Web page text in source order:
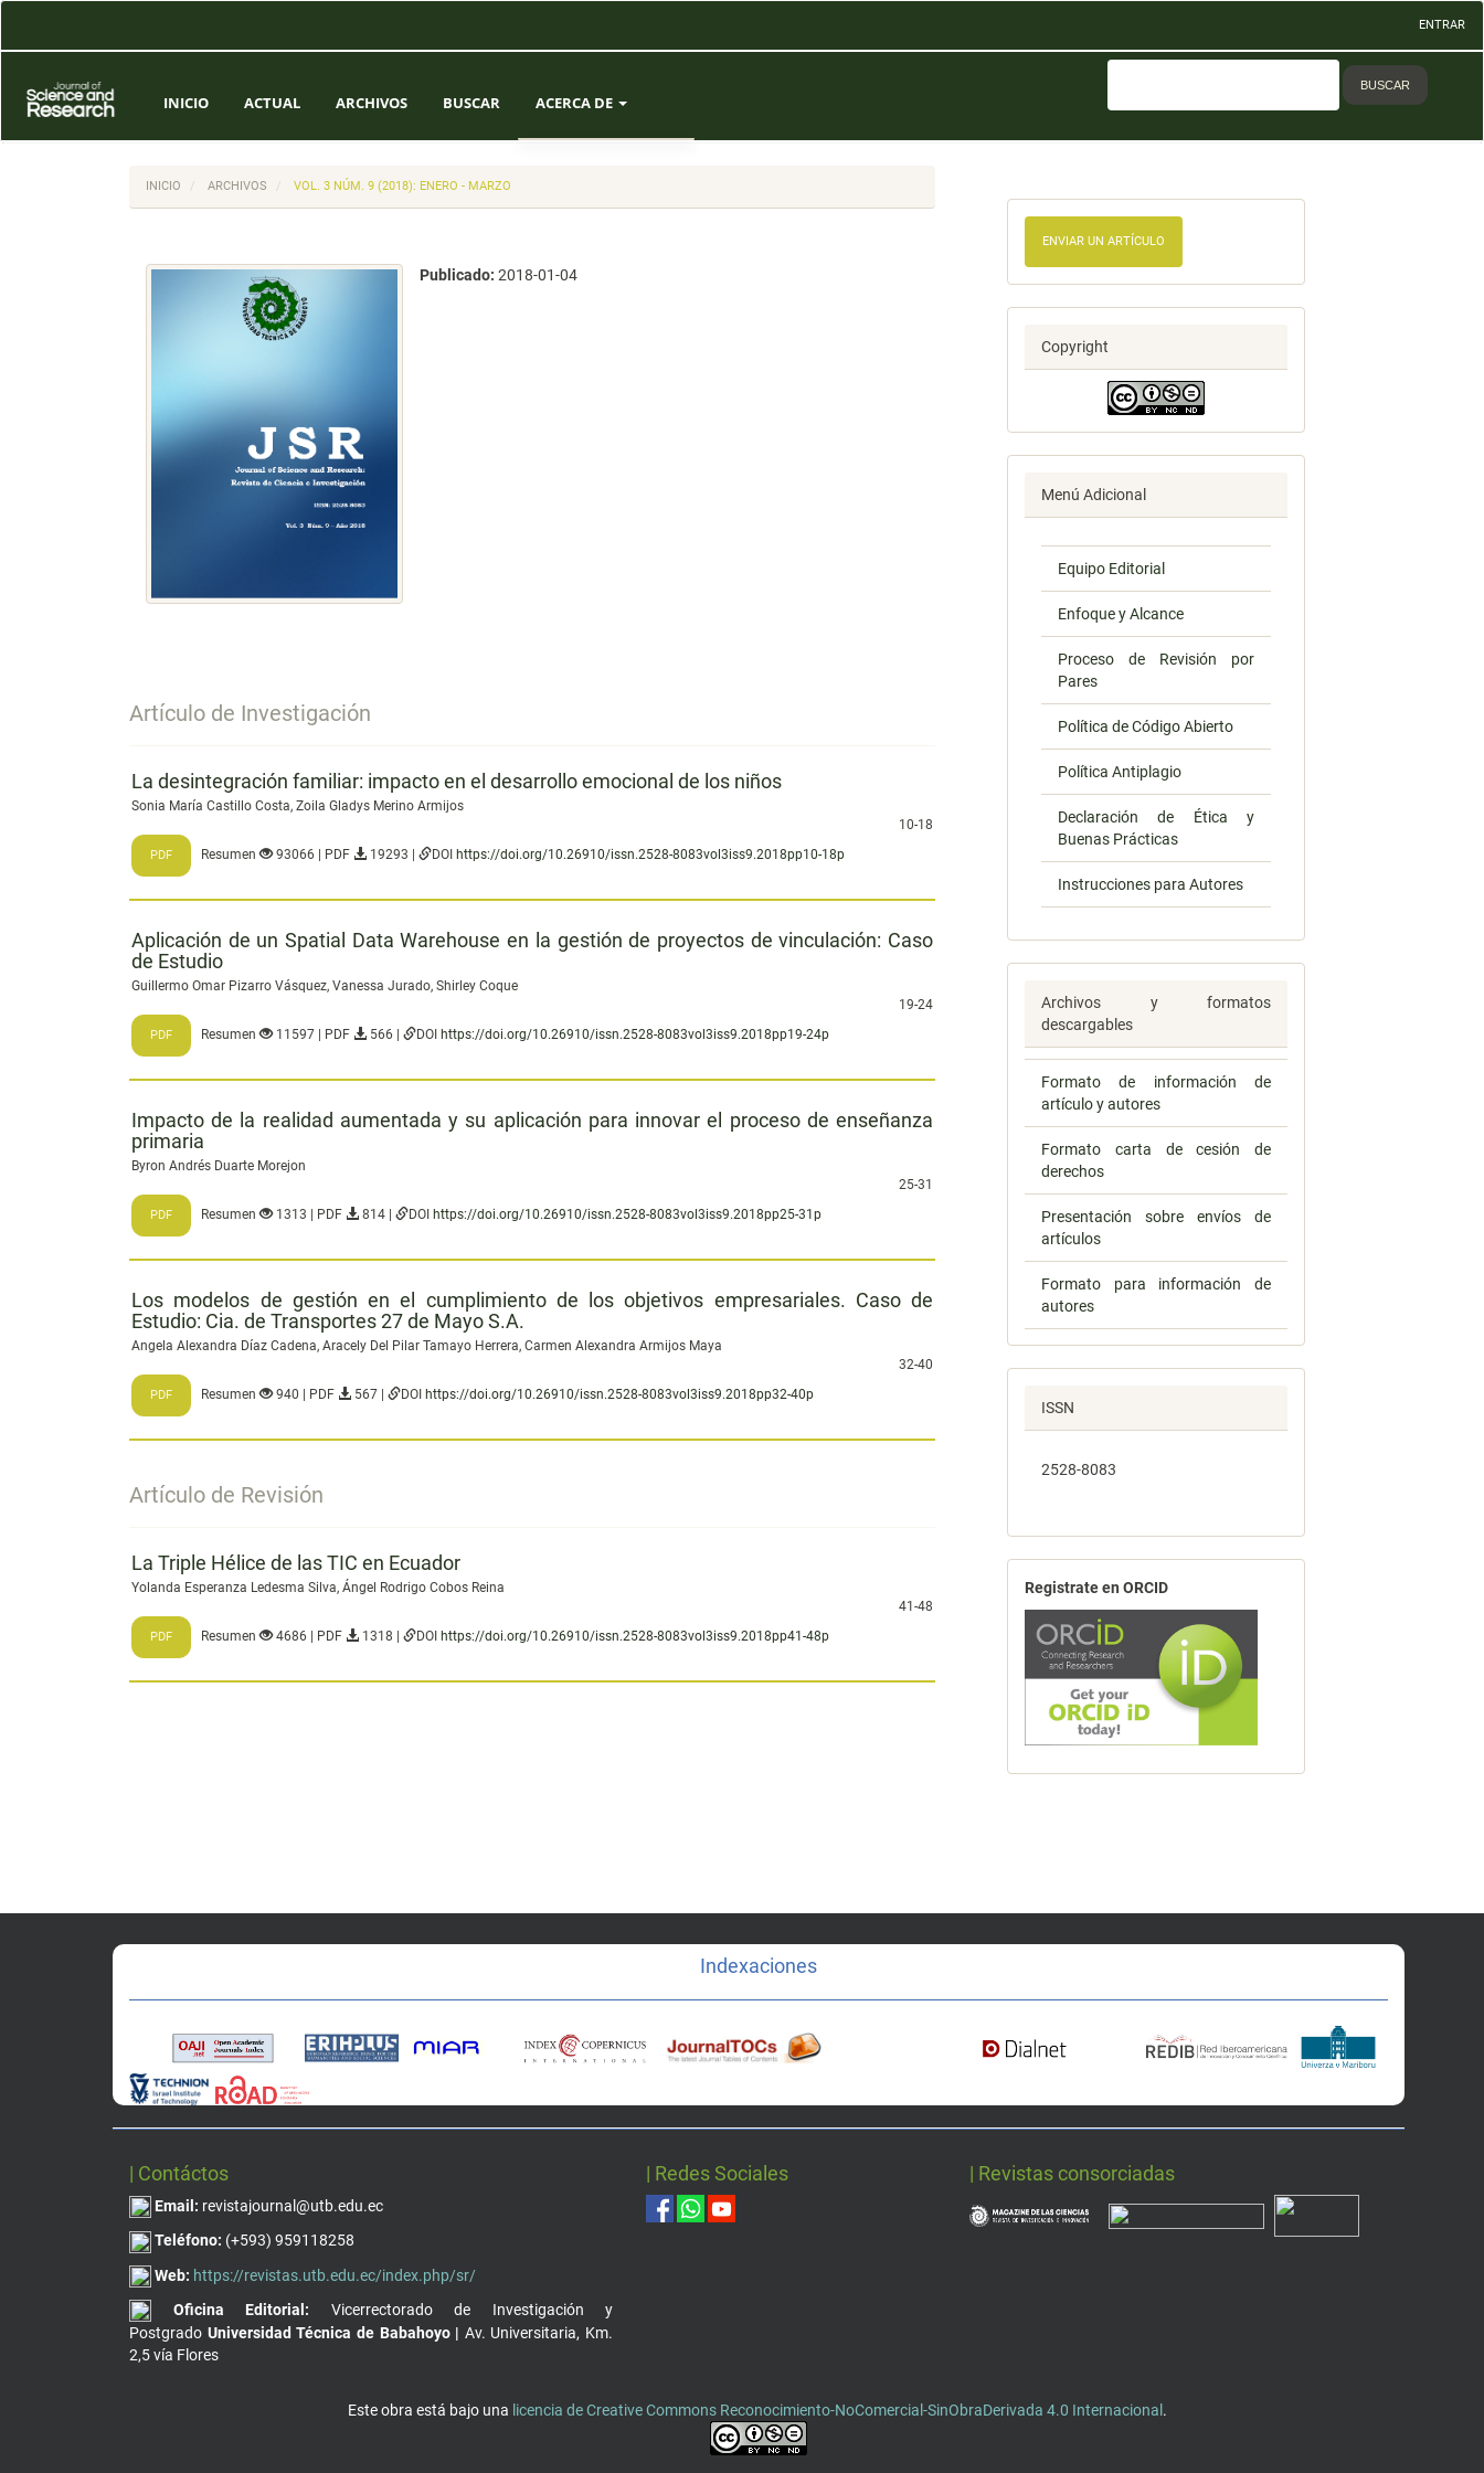
Contenido
Barra
lateral
ENTRAR
INICIO ACTUAL ARCHIVOS BUSCAR ACERCA DE
EQUIPO EDITORIAL
BUSCAR
INICIO ARCHIVOS VOL. 3 NÚM. 9 (2018): ENERO - MARZO
Publicado:2018-01-04
Artículo de Investigación
La desintegración familiar: impacto en el desarrollo emocional de los niños
Sonia María Castillo Costa, Zoila Gladys Merino Armijos
10-18
PDF Resumen 93066 | PDF 19293 | DOI https://doi.org/10.26910/issn.2528-8083vol3iss9.2018pp10-18p
Aplicación de un Spatial Data Warehouse en la gestión de proyectos de vinculación: Caso
de Estudio
Guillermo Omar Pizarro Vásquez, Vanessa Jurado, Shirley Coque
19-24
PDF Resumen 11597 | PDF 566 | DOI https://doi.org/10.26910/issn.2528-8083vol3iss9.2018pp19-24p
Impacto de la realidad aumentada y su aplicación para innovar el proceso de enseñanza
primaria
Byron Andrés Duarte Morejon
25-31
PDF Resumen 1313 | PDF 814 | DOI https://doi.org/10.26910/issn.2528-8083vol3iss9.2018pp25-31p
Los modelos de gestión en el cumplimiento de los objetivos empresariales. Caso de
Estudio: Cia. de Transportes 27 de Mayo S.A.
Angela Alexandra Díaz Cadena, Aracely Del Pilar Tamayo Herrera, Carmen Alexandra Armijos Maya
32-40
PDF Resumen 940 | PDF 567 | DOI https://doi.org/10.26910/issn.2528-8083vol3iss9.2018pp32-40p
Artículo de Revisión
La Triple Hélice de las TIC en Ecuador
Yolanda Esperanza Ledesma Silva, Ángel Rodrigo Cobos Reina
41-48
PDF Resumen 4686 | PDF 1318 | DOI https://doi.org/10.26910/issn.2528-8083vol3iss9.2018pp41-48p
ENVIAR UN ARTÍCULO
Copyright
Menú Adicional
Equipo Editorial
Enfoque y Alcance
Proceso de Revisión por
Pares
Política de Código Abierto
Política Antiplagio
Declaración de Ética y
Buenas Prácticas
Instrucciones para Autores
Archivos y formatos
descargables
Formato de información de
artículo y autores
Formato carta de cesión de
derechos
Presentación sobre envíos de
artículos
Formato para información de
autores
ISSN
2528-8083
Registrate en ORCID
Indexaciones
| Contáctos
Email: revistajournal@utb.edu.ec
Teléfono: (+593) 959118258
Web: https://revistas.utb.edu.ec/index.php/sr/
Oficina Editorial: Vicerrectorado de Investigación y
Postgrado Universidad Técnica de Babahoyo | Av. Universitaria, Km.
2,5 vía Flores
| Redes Sociales | Revistas consorciadas
Este obra está bajo una licencia de Creative Commons Reconocimiento-NoComercial-SinObraDerivada 4.0 Internacional .